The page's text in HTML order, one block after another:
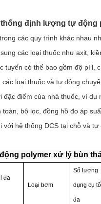
định lượng tự động
các quy trình khác nhau
các loại thuốc như axit,
tuyến có thể bao gồm độ
loại thuốc và tự động
điểm của nhà thuốc, ví
bộ lọc, đồng hồ đo áp
với hệ thống DCS tại chỗ và
polymer xử lý bùn
đa
Loại bơm
Số lượng
dụng cụ
đa